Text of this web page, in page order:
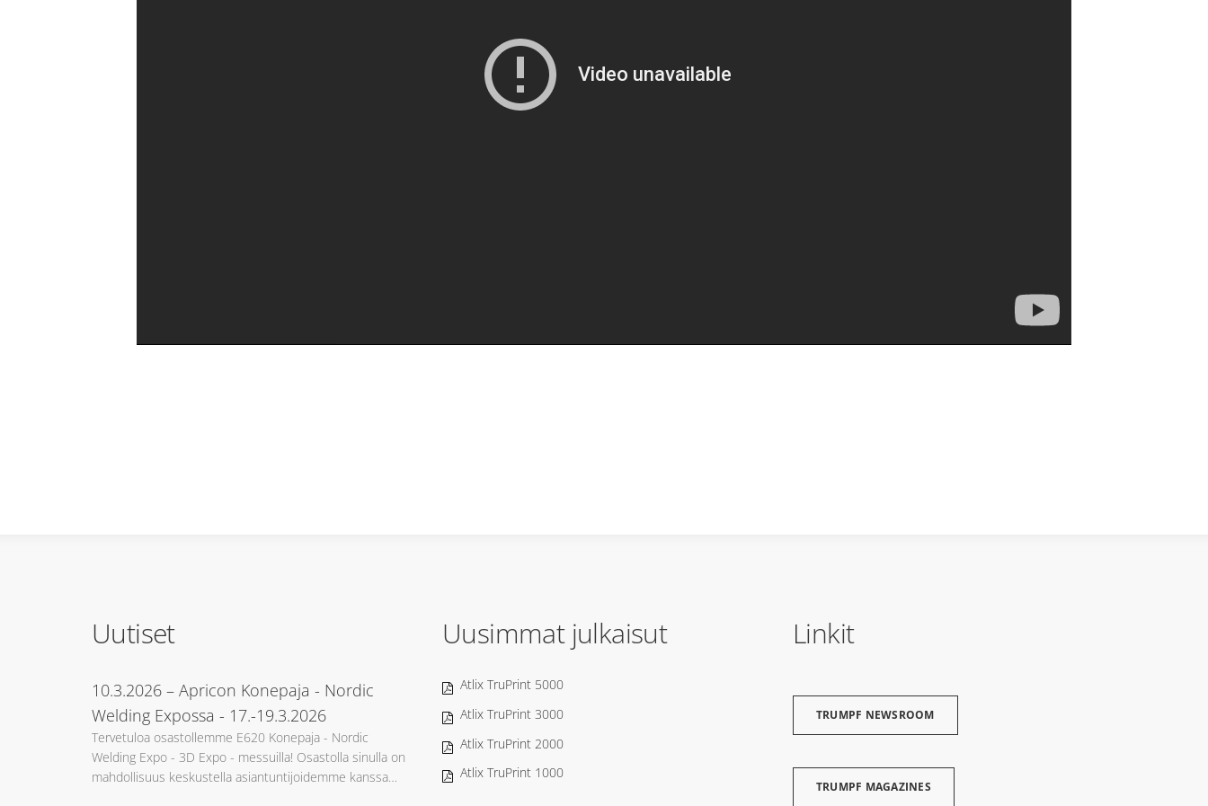
Uutiset
10.3.2026 – Apricon Konepaja - Nordic
Welding Expossa - 17.-19.3.2026
Tervetuloa osastollemme E620 Konepaja - Nordic
Welding Expo - 3D Expo - messuilla! Osastolla sinulla on
mahdollisuus keskustella asiantuntijoidemme kanssa…
Uusimmat julkaisut
Atlix TruPrint 5000
Atlix TruPrint 3000
Atlix TruPrint 2000
Atlix TruPrint 1000
Linkit
TRUMPF NEWSROOM
TRUMPF MAGAZINES